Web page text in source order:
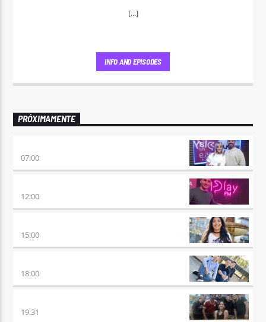
[...]
INFO AND EPISODES
PRÓXIMAMENTE
07:00
12:00
15:00
18:00
19:31